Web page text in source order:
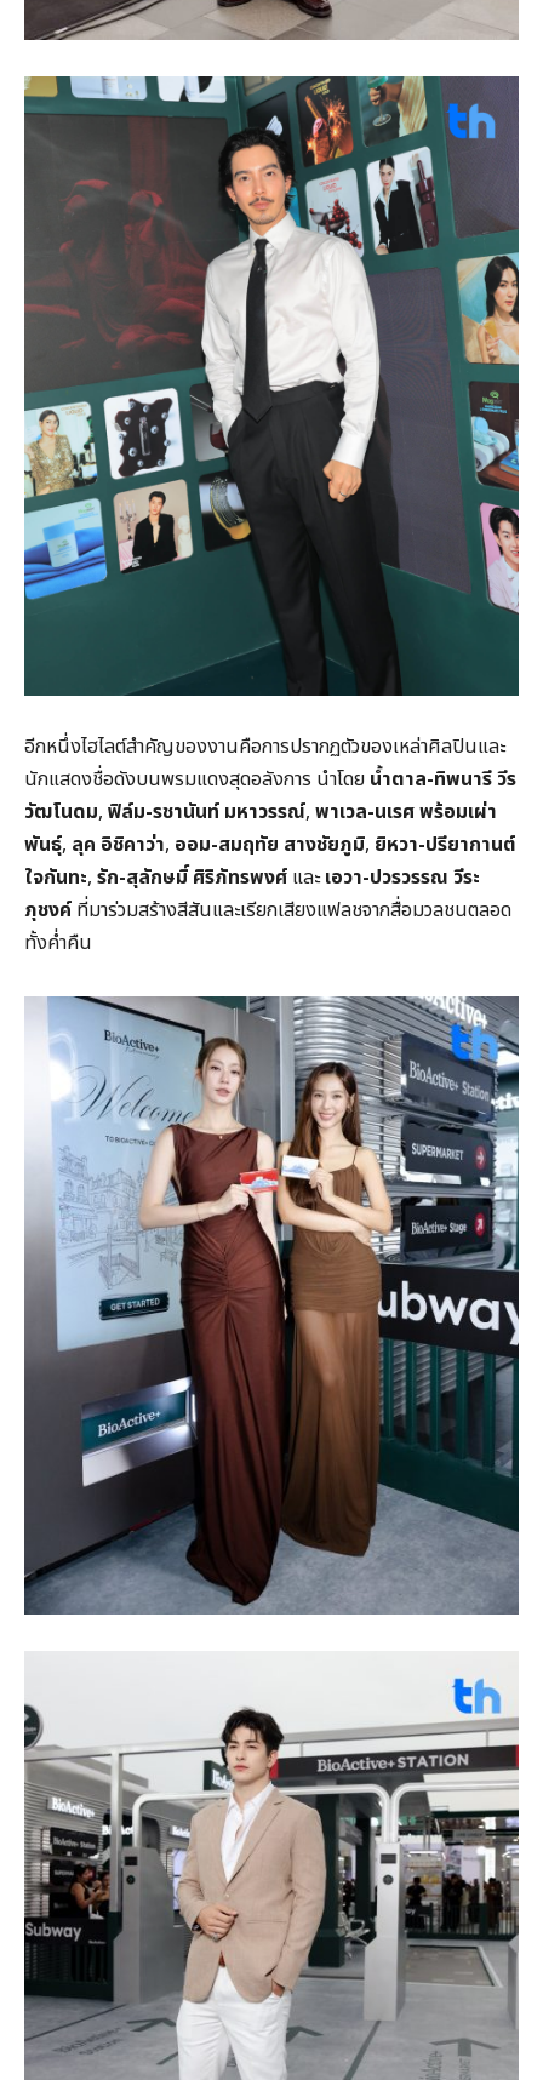
อีกหนึ่งไฮไลต์สำคัญของงานคือการปรากฏตัวของเหล่าศิลปินและ
นักแสดงชื่อดังบนพรมแดงสุดอลังการ นำโดย น้ำตาล-ทิพนารี วีร
วัฒโนดม, ฟิล์ม-รชานันท์ มหาวรรณ์, พาเวล-นเรศ พร้อมเผ่า
พันธุ์, ลุค อิชิคาว่า, ออม-สมฤทัย สางชัยภูมิ, ยิหวา-ปรียากานต์
ใจกันทะ, รัก-สุลักษมิ์ ศิริภัทรพงศ์ และเอวา-ปวรวรรณ วีระ
ภุชงค์ ที่มาร่วมสร้างสีสันและเรียกเสียงแฟลชจากสื่อมวลชนตลอด
ทั้งค่ำคืน